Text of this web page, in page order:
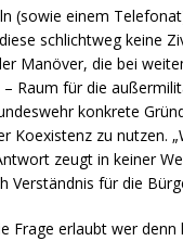
(sowie einem
schlichtweg keine
Manöver, die bei
Raum für die
konkrete
Koexistenz zu nutzen.
zeugt in keiner
Verständnis für die
Frage erlaubt wer